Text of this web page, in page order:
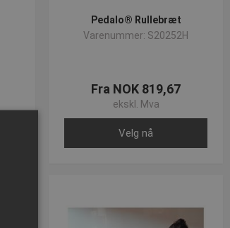
Pedalo® Rullebræt
Varenummer: S20252H
Fra NOK 819,67
ekskl. Mva
Velg nå